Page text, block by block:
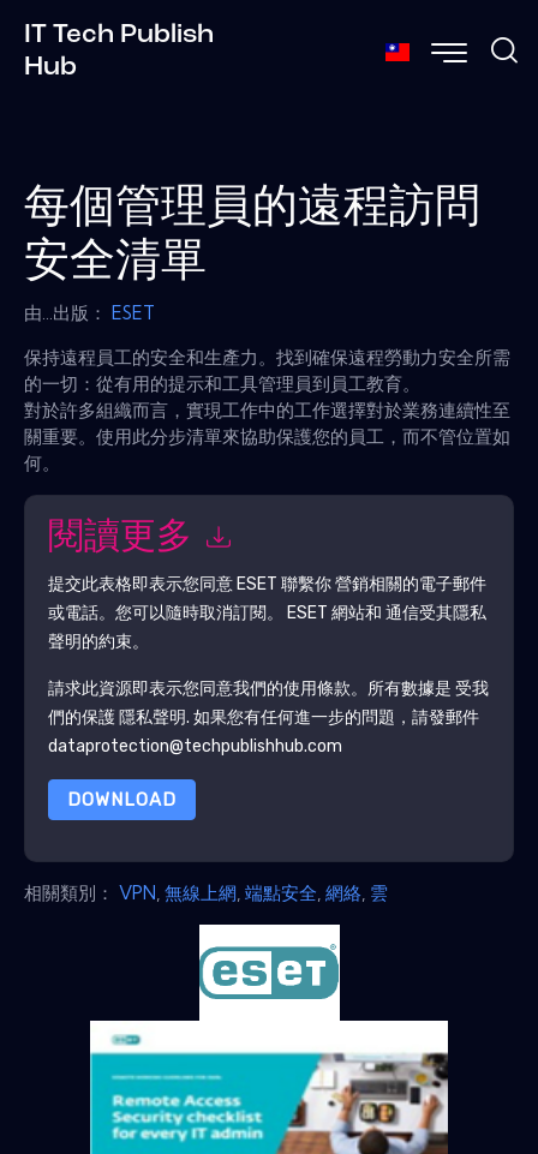
IT Tech Publish
Hub
每個管理員的遠程訪問
安全清單
由...出版： ESET
保持遠程員工的安全和生產力。找到確保遠程勞動力安全所需
的一切：從有用的提示和工具管理員到員工教育。
對於許多組織而言，實現工作中的工作選擇對於業務連續性至
關重要。使用此分步清單來協助保護您的員工，而不管位置如
何。
閱讀更多
提交此表格即表示您同意 ESET 聯繫你 營銷相關的電子郵件
或電話。您可以隨時取消訂閱。
ESET 網站和 通信受其隱私
聲明的約束。
請求此資源即表示您同意我們的使用條款。所有數據是 受我
們的保護 隱私聲明. 如果您有任何進一步的問題，請發郵件
dataprotection@techpublishhub.com
DOWNLOAD
相關類別： VPN 無線上網 端點安全 網絡 雲